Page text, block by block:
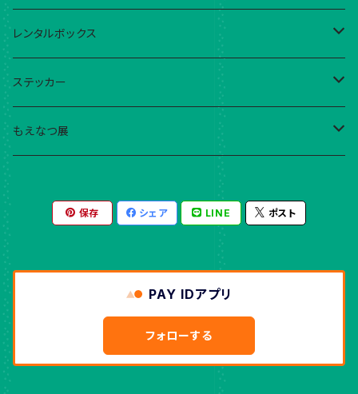
ebika!
藍与津サチナ
mima
くまきち
織音詩月
現在稼働中ガチャ
ガチャだったくじ
レンタルボックス
ebika!
YumiKIMURA
豊倉かよ
ステッカー
こはる
ぴかでり
めき
もえなつ展
保存 シェア LINE ポスト
PAY IDアプリ
フォローする